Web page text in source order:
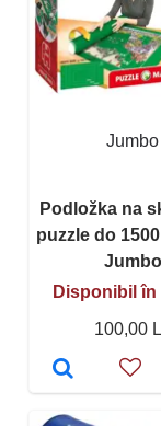
Jumbo
Podložka na
puzzle do
Jumbo
Disponibil în
100,00